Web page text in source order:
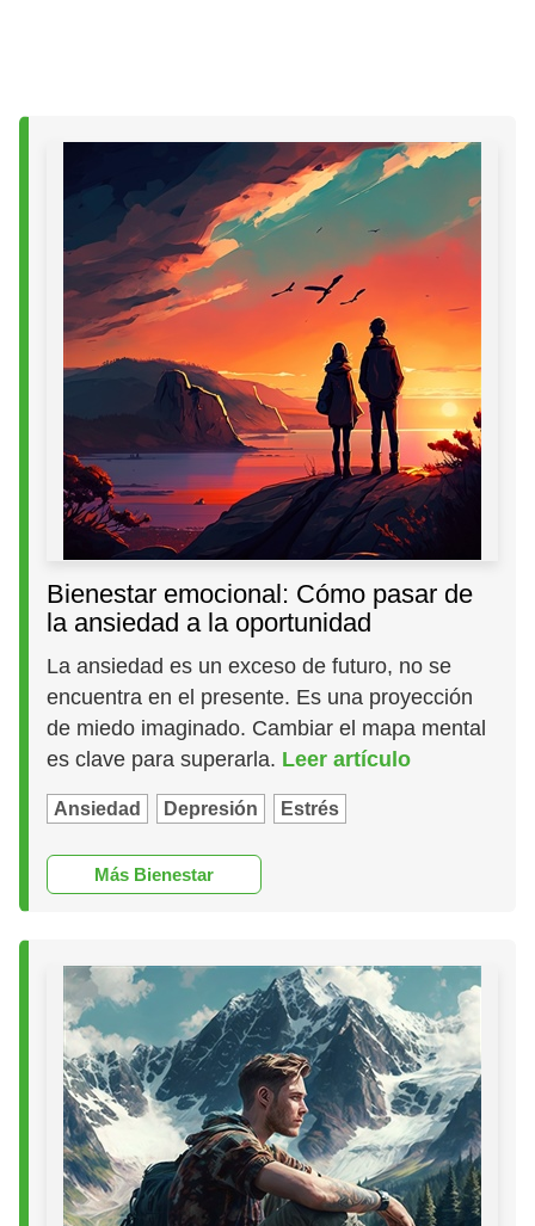
Bienestar emocional: Cómo pasar de
la ansiedad a la oportunidad
La ansiedad es un exceso de futuro, no se
encuentra en el presente. Es una proyección
de miedo imaginado. Cambiar el mapa mental
es clave para superarla. Leer artículo
Ansiedad Depresión Estrés
Más Bienestar